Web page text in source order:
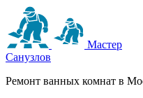
Мастер
Санузлов
Ремонт ванных комнат в